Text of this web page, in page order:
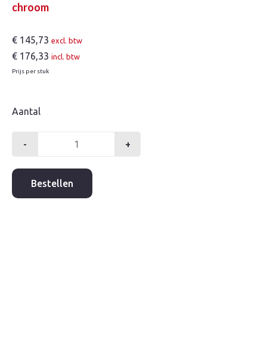
chroom
€ 145,73 excl. btw
€ 176,33 incl. btw
Prijs per stuk
Aantal
-
micra
douchethermostaat
150mm
+
Bestellen